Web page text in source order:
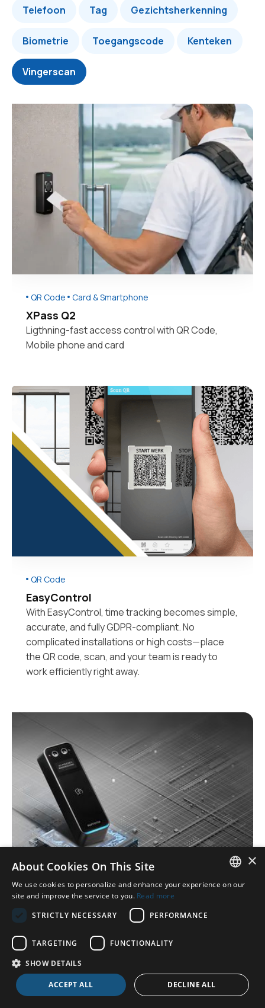
Telefoon Tag Gezichtsherkenning
Biometrie Toegangscode Kenteken
Vingerscan
QR Code Card & Smartphone
XPass Q2
Ligthning-fast access control with QR Code,
Mobile phone and card
QR Code
EasyControl
With EasyControl, time tracking becomes simple,
accurate, and fully GDPR-compliant. No
complicated installations or high costs—place
the QR code, scan, and your team is ready to
work efficiently right away.
Facial Recognition, Card & Smartphone
The BioEntry W3 is an innovative facial
authentication access control device powered
by Suprema's advanced AI technology. The W3
also contains a multi-card reader and support for
mobile registration.
×
About Cookies On This Site
We use cookies to personalize and enhance your experience on our
site and improve the service to you. Read more
STRICTLY NECESSARY
PERFORMANCE
TARGETING FUNCTIONALITY
SHOW DETAILS
ACCEPT ALL DECLINE ALL